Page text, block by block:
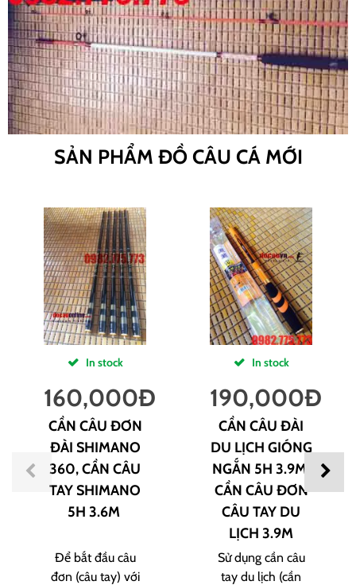
SẢN PHẨM ĐỒ CÂU CÁ MỚI
In stock
160,000Đ
CẦN CÂU ĐƠN
ĐÀI SHIMANO
360, CẦN CÂU
TAY SHIMANO
5H 3.6M
Để bắt đầu câu
đơn (câu tay) với
In stock
190,000Đ
CẦN CÂU ĐÀI
DU LỊCH GIÓNG
NGẮN 5H 3.9M,
CẦN CÂU ĐƠN
CÂU TAY DU
LỊCH 3.9M
Sử dụng cần câu
tay du lịch (cần